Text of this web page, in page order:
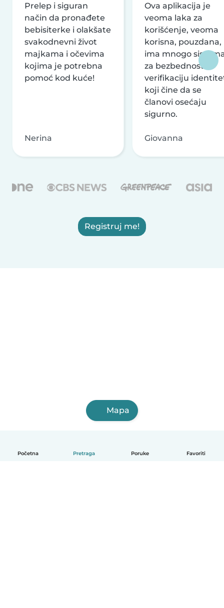
Početna Pretraga Poruke Favoriti
Prelep i siguran
način da pronađete
bebisiterke i olakšate
svakodnevni život
majkama i očevima
kojima je potrebna
pomoć kod kuće!
Nerina
Ova aplikacija je
veoma laka za
korišćenje, veoma
korisna, pouzdana,
ima mnogo
za bezbednost i
verifikaciju
koji čine da se
članovi osećaju
sigurno.
Giovanna
Registruj me!
Mapa